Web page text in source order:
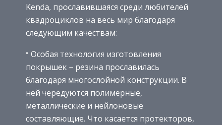
Kenda, прославившаяся среди любителей
квадроциклов на весь мир благодаря
следующим качествам:
Особая технология изготовления
покрышек – резина прославилась
благодаря многослойной конструкции. В
ней чередуются полимерные,
металлические и нейлоновые
составляющие. Что касается протекторов,